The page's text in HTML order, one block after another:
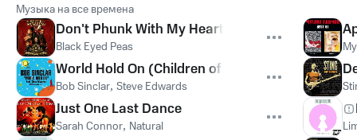
Музыка на все времена
Don't Phunk With My Heart
Black Eyed Peas
World Hold On (Children of the Sky)
Bob Sinclar, Steve Edwards
Just One Last Dance
Sarah Connor, Natural